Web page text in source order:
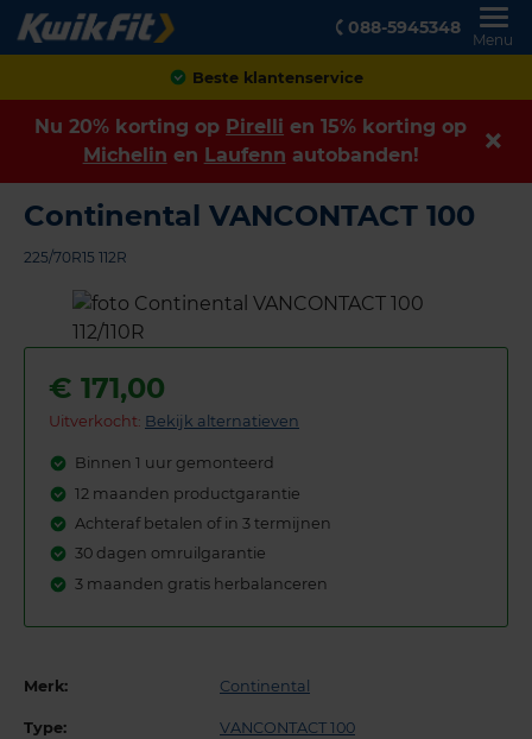
088-5945348
Menu
Beste klantenservice
Nu 20% korting op Pirelli en 15% korting op
Michelin en Laufenn autobanden!
Continental VANCONTACT 100
225/70R15 112R
€ 171,00
Uitverkocht: Bekijk alternatieven
Binnen 1 uur gemonteerd
12 maanden productgarantie
Achteraf betalen of in 3 termijnen
30 dagen omruilgarantie
3 maanden gratis herbalanceren
Merk: Continental
Type: VANCONTACT 100